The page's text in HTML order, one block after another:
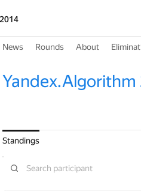
News Rounds About
Yandex.Algorithm
Standings